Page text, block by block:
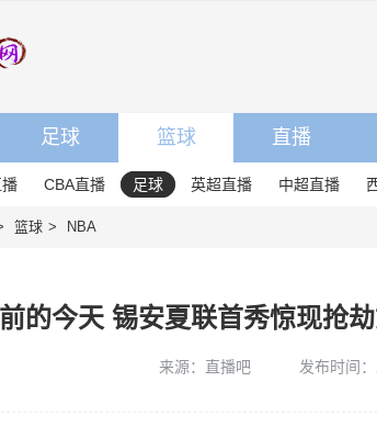
足球 篮球 直播
CBA直播 足球 英超直播 中超直播
篮球 NBA
的今天 锡安夏联首秀惊现抢
来源：直播吧 发布时间